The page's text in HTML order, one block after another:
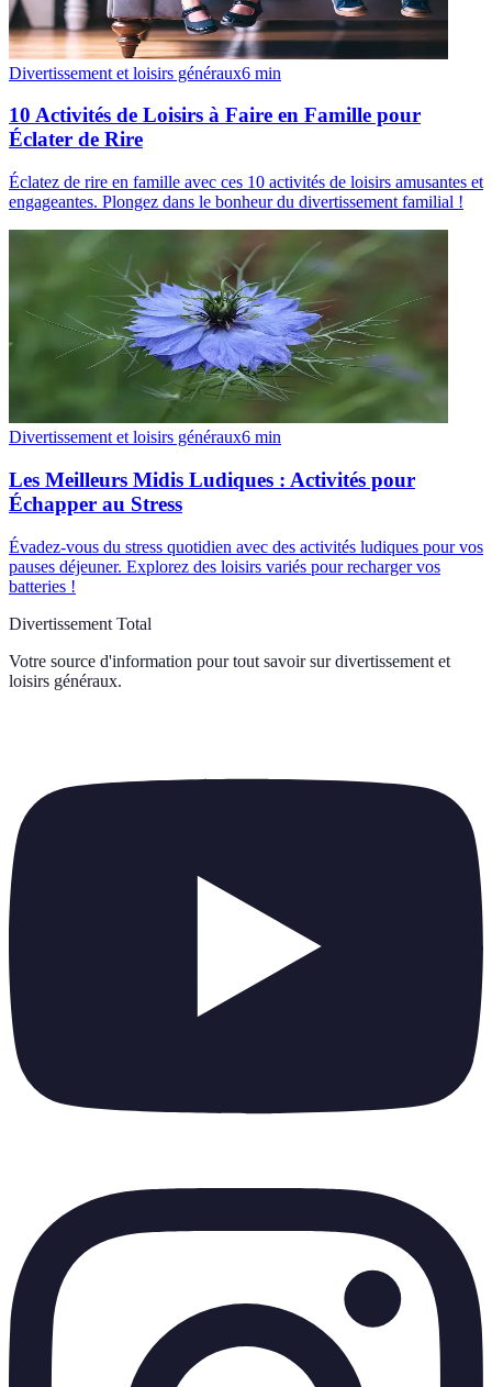
Divertissement et loisirs généraux6 min
10 Activités de Loisirs à Faire en Famille pour
Éclater de Rire
Éclatez de rire en famille avec ces 10 activités de loisirs amusantes et
engageantes. Plongez dans le bonheur du divertissement familial !
Divertissement et loisirs généraux6 min
Les Meilleurs Midis Ludiques : Activités pour
Échapper au Stress
Évadez-vous du stress quotidien avec des activités ludiques pour vos
pauses déjeuner. Explorez des loisirs variés pour recharger vos
batteries !
Divertissement Total
Votre source d'information pour tout savoir sur divertissement et
loisirs généraux.